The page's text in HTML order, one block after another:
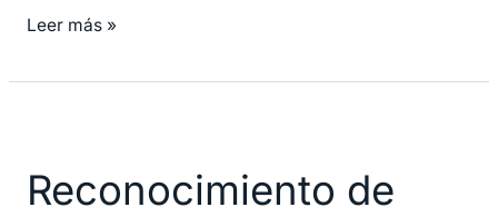
Leer más »
Reconocimiento de
AENOR